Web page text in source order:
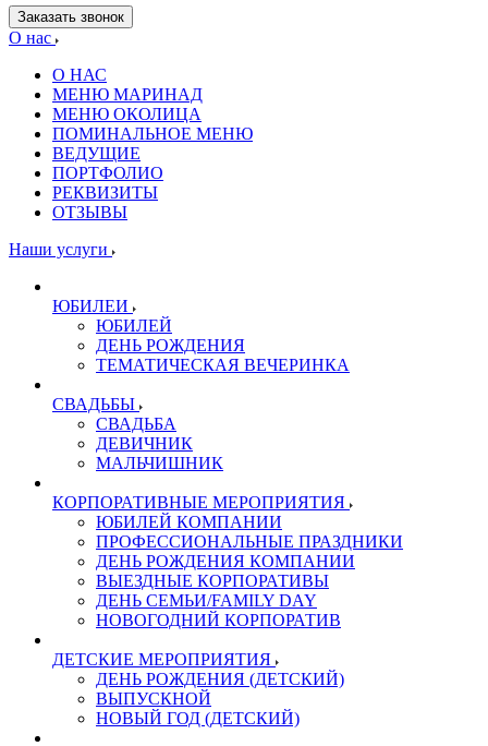
Заказать звонок
О нас
О НАС
МЕНЮ МАРИНАД
МЕНЮ ОКОЛИЦА
ПОМИНАЛЬНОЕ МЕНЮ
ВЕДУЩИЕ
ПОРТФОЛИО
РЕКВИЗИТЫ
ОТЗЫВЫ
Наши услуги
ЮБИЛЕИ
ЮБИЛЕЙ
ДЕНЬ РОЖДЕНИЯ
ТЕМАТИЧЕСКАЯ ВЕЧЕРИНКА
СВАДЬБЫ
СВАДЬБА
ДЕВИЧНИК
МАЛЬЧИШНИК
КОРПОРАТИВНЫЕ МЕРОПРИЯТИЯ
ЮБИЛЕЙ КОМПАНИИ
ПРОФЕССИОНАЛЬНЫЕ ПРАЗДНИКИ
ДЕНЬ РОЖДЕНИЯ КОМПАНИИ
ВЫЕЗДНЫЕ КОРПОРАТИВЫ
ДЕНЬ СЕМЬИ/FAMILY DAY
НОВОГОДНИЙ КОРПОРАТИВ
ДЕТСКИЕ МЕРОПРИЯТИЯ
ДЕНЬ РОЖДЕНИЯ (ДЕТСКИЙ)
ВЫПУСКНОЙ
НОВЫЙ ГОД (ДЕТСКИЙ)